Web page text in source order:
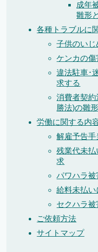
成年
雛形
各種トラブルに
子供のいじ
ケンカの傷
違法駐車･
求する
消費者契
勝法)の雛
労働に関する内
解雇予告
残業代未
求
パワハラ
給料未払
セクハラ
ご依頼方法
サイトマップ